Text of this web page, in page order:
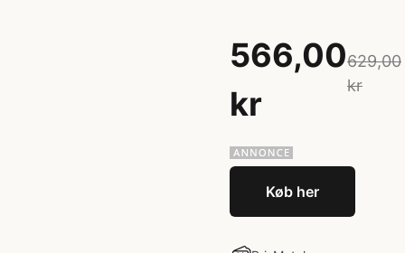
566,00
kr
629,00
kr
Køb her